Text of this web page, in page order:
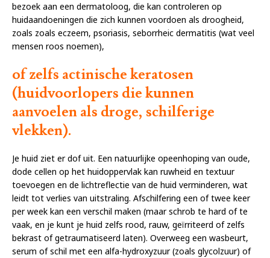
bezoek aan een dermatoloog, die kan controleren op
huidaandoeningen die zich kunnen voordoen als droogheid,
zoals zoals eczeem, psoriasis, seborrheic dermatitis (wat veel
mensen roos noemen),
of zelfs actinische keratosen
(huidvoorlopers die kunnen
aanvoelen als droge, schilferige
vlekken).
Je huid ziet er dof uit. Een natuurlijke opeenhoping van oude,
dode cellen op het huidoppervlak kan ruwheid en textuur
toevoegen en de lichtreflectie van de huid verminderen, wat
leidt tot verlies van uitstraling. Afschilfering een of twee keer
per week kan een verschil maken (maar schrob te hard of te
vaak, en je kunt je huid zelfs rood, rauw, geïrriteerd of zelfs
bekrast of getraumatiseerd laten). Overweeg een wasbeurt,
serum of schil met een alfa-hydroxyzuur (zoals glycolzuur) of